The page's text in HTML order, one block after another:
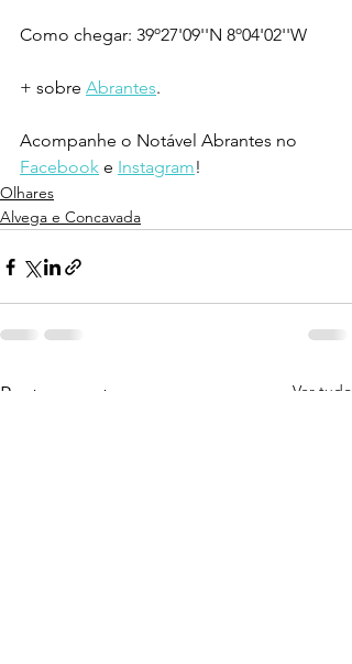
Como chegar: 39º27'09''N 8º04'02''W
+ sobre Abrantes.
Acompanhe o Notável Abrantes no
Facebook e Instagram!
Olhares
Alvega e Concavada
Posts recentes Ver tudo